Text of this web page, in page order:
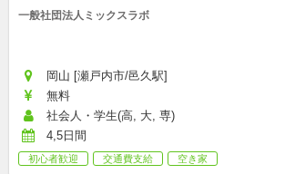
一般社団法人ミックスラボ
岡山 [瀬戸内市/邑久駅]
無料
社会人・学生(高, 大, 専)
4,5日間
初心者歓迎 交通費支給 空き家